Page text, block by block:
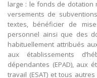
large : le fonds de dotation
versements de
textes, bénéficier de
personnel ainsi que des
habituellement attribués
aux établissements
dépendantes (EPAD), aux
travail (ESAT) et tous